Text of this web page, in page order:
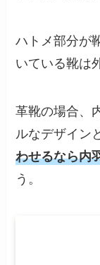
ハトメ部分が
いている靴は
革靴の場合、
ルなデザイン
わせるなら内
う。